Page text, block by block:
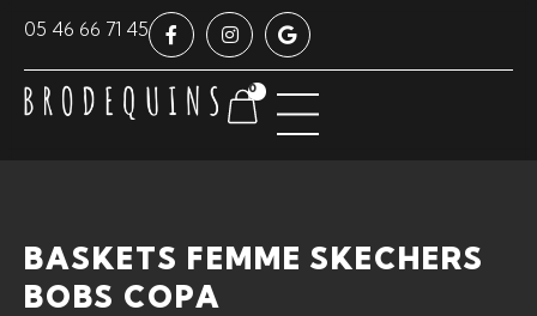
05 46 66 71 45
0
BASKETS FEMME SKECHERS
BOBS COPA
Panneau de gestion des cookies